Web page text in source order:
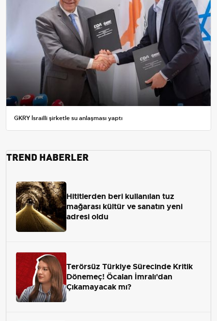
GKRY İsrailli şirketle su anlaşması yaptı
TREND HABERLER
Hititlerden beri kullanılan tuz
mağarası kültür ve sanatın yeni
adresi oldu
Terörsüz Türkiye Sürecinde Kritik
Dönemeç! Öcalan İmralı'dan
Çıkamayacak mı?